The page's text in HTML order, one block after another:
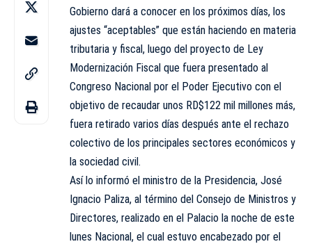
Gobierno dará a conocer en los próximos días, los
ajustes “aceptables” que están haciendo en materia
tributaria y fiscal, luego del proyecto de Ley
Modernización Fiscal que fuera presentado al
Congreso Nacional por el Poder Ejecutivo con el
objetivo de recaudar unos RD$122 mil millones más,
fuera retirado varios días después ante el rechazo
colectivo de los principales sectores económicos y
la sociedad civil.
Así lo informó el ministro de la Presidencia, José
Ignacio Paliza, al término del Consejo de Ministros y
Directores, realizado en el Palacio la noche de este
lunes Nacional, el cual estuvo encabezado por el